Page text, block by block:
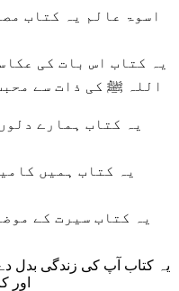
اللہ ﷺ کی ذات سے
یہ کتاب آپ کی زندگی بدل
اور